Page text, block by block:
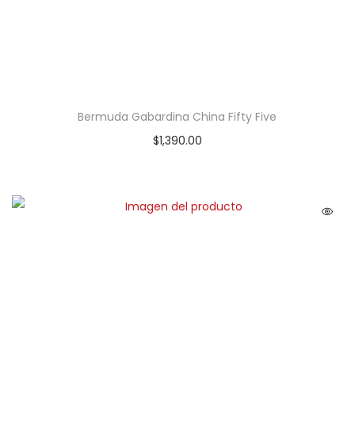
Bermuda Gabardina China Fifty Five
$1,390.00